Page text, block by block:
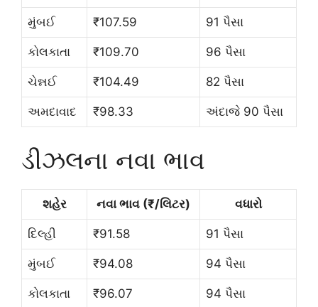
મુંબઈ ₹107.59 91 પૈસા
કોલકાતા ₹109.70 96 પૈસા
ચેન્નઈ ₹104.49 82 પૈસા
અમદાવાદ ₹98.33 અંદાજે 90 પૈસા
ડીઝલના નવા ભાવ
શહેર નવા ભાવ (₹/લિટર) વધારો
દિલ્હી ₹91.58 91 પૈસા
મુંબઈ ₹94.08 94 પૈસા
કોલકાતા ₹96.07 94 પૈસા